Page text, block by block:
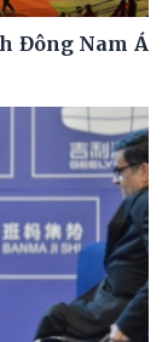
Đông Nam Á